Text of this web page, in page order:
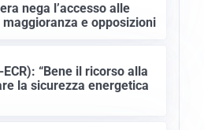
nega l’accesso alle
e opposizioni
“Bene il ricorso alla
la sicurezza energetica